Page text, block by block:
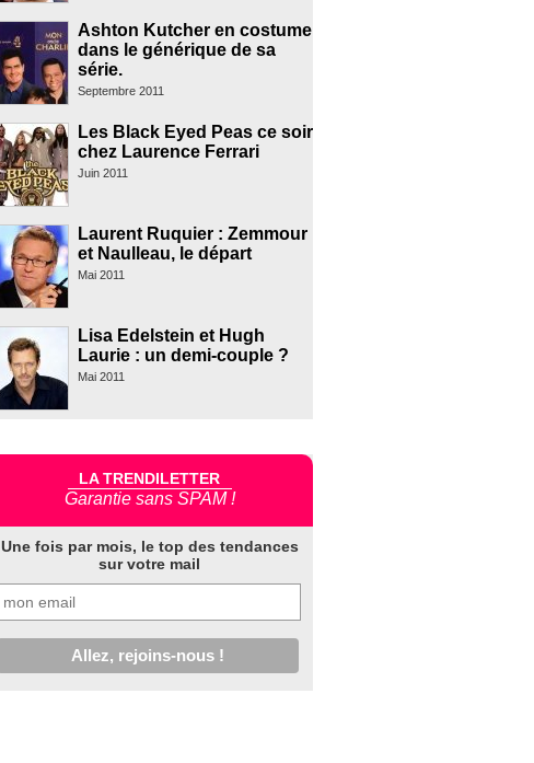
Ashton Kutcher en costume
dans le générique de sa
série.
Septembre 2011
Les Black Eyed Peas ce soir
chez Laurence Ferrari
Juin 2011
Laurent Ruquier : Zemmour
et Naulleau, le départ
Mai 2011
Lisa Edelstein et Hugh
Laurie : un demi-couple ?
Mai 2011
LA TRENDILETTER
Garantie sans SPAM !
Une fois par mois, le top des tendances
sur votre mail